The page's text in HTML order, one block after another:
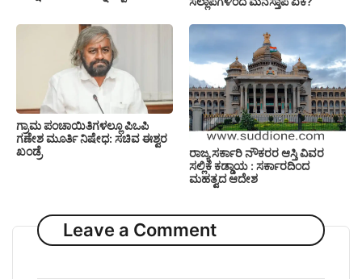
ಗ್ರಾಮ ಪಂಚಾಯಿತಿಗಳಲ್ಲೂ ಪಿಒಪಿ
ಗಣೇಶ ಮೂರ್ತಿ ನಿಷೇಧ: ಸಚಿವ ಈಶ್ವರ
ಖಂಡ್ರೆ
ರಾಜ್ಯ ಸರ್ಕಾರಿ ನೌಕರರ ಆಸ್ತಿ ವಿವರ
ಸಲ್ಲಿಕೆ ಕಡ್ಡಾಯ : ಸರ್ಕಾರದಿಂದ
ಮಹತ್ವದ ಆದೇಶ
Leave a Comment